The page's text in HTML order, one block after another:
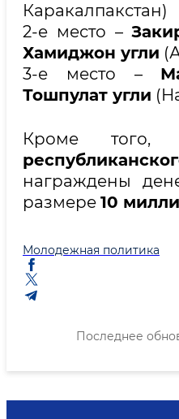
Каракалпакстан)
2-е место –
Хамиджон угли
3-е место –
Тошпулат угли
Кроме того,
награждены
размере 10
Молодежная политика
Последнее